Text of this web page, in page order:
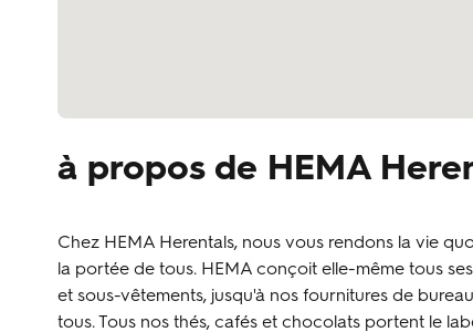
à propos de HEMA
Chez HEMA Herentals, nous vous rendons la vie
la portée de tous. HEMA conçoit elle-même tous
et sous-vêtements, jusqu'à nos fournitures de
tous. Tous nos thés, cafés et chocolats portent le